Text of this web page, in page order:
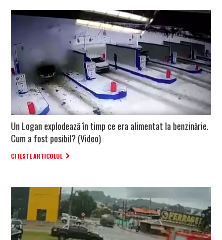
Un Logan explodează în timp ce era alimentat la benzinărie.
Cum a fost posibil? (Video)
CITESTE ARTICOLUL